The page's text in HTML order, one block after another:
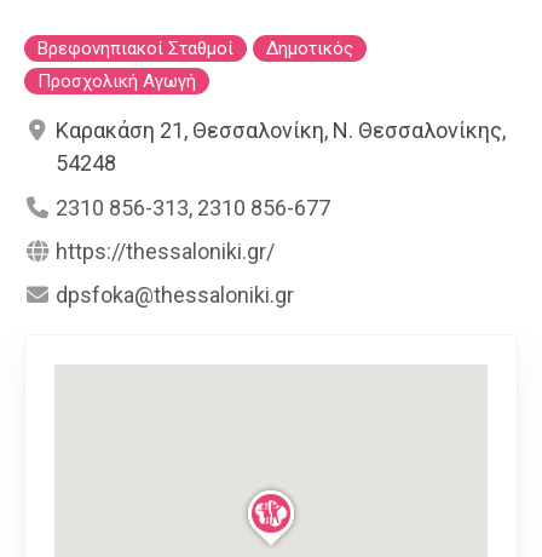
Βρεφονηπιακοί Σταθμοί
Δημοτικός
Προσχολική Αγωγή
Καρακάση 21, Θεσσαλονίκη, Ν. Θεσσαλονίκης,
54248
2310 856-313, 2310 856-677
https://thessaloniki.gr/
dpsfoka@thessaloniki.gr